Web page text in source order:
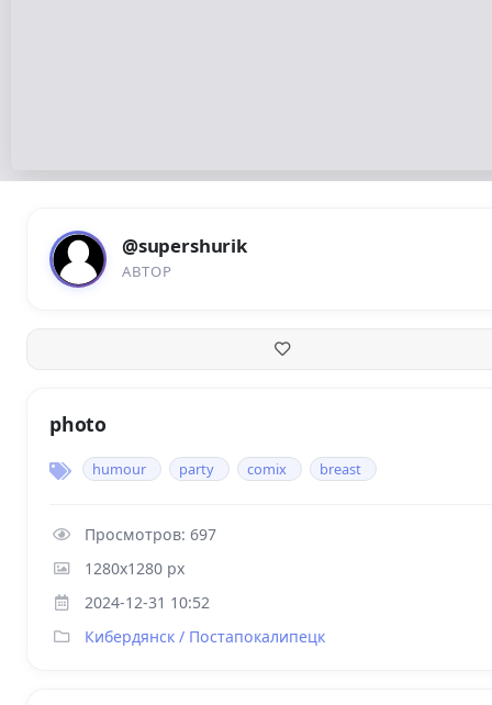
@supershurik
АВТОР
photo
humour party comix breast
Просмотров: 697
1280x1280 px
2024-12-31 10:52
Кибердянск / Постапокалипецк